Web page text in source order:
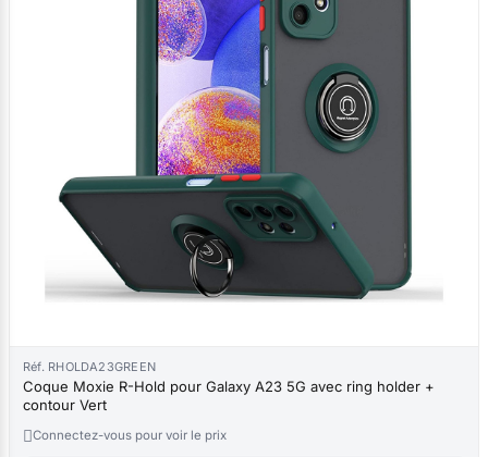
Réf. RHOLDA23GREEN
Coque Moxie R-Hold pour Galaxy A23 5G avec ring holder +
contour Vert
Connectez-vous pour voir le prix